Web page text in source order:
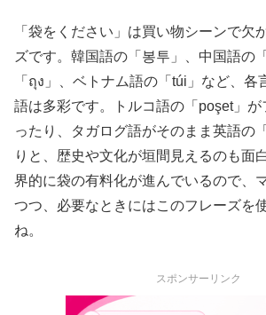
「袋をください」は買い物シーンで欠
ズです。韓国語の「봉투」、中国語の
「ถุง」、ベトナム語の「túi」など、各
語は多彩です。トルコ語の「poşet」
ったり、タガログ語がそのまま英語の
りと、歴史や文化が垣間見えるのも面
界的に袋の有料化が進んでいるので、
つつ、必要なときにはこのフレーズを
ね。
スポンサーリンク